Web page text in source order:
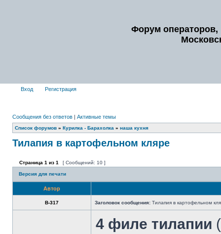
Форум операторов,
Вход Регистрация
Сообщения без ответов | Активные темы
Список форумов » Курилка - Барахолка » наша кухня
Тилапия в картофельном кляре
Страница 1 из 1 [ Сообщений: 10 ]
Версия для печати
Автор
В-317 Заголовок сообщения: Тилапия в картофельном
4 филе тилапии